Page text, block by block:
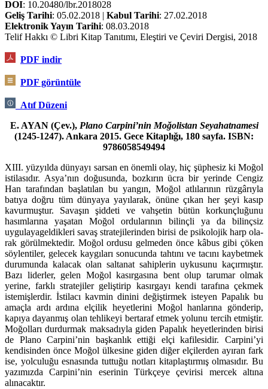
DOI: 10.20480/lbr.2018028
Geliş Tarihi: 05.02.2018 | Kabul Tarihi: 27.02.2018
Elektronik Yayın Tarihi: 08.03.2018
Telif Hakkı © Libri Kitap Tanıtımı, Eleştiri ve Çeviri Dergisi, 2018
PDF indir
PDF görüntüle
Atıf Düzeni
E. AYAN (Çev.), Plano Carpini’nin Moğolistan Seyahatnamesi
(1245-1247). Ankara 2015. Gece Kitaplığı, 180 sayfa. ISBN:
9786058549494
XIII. yüzyılda dünyayı sarsan en önemli olay, hiç şüphesiz ki Moğol
istilasıdır. Asya’nın doğusunda, bozkırın ücra bir yerinde Cengiz
Han tarafından başlatı­lan bu yangın, Moğol atlılarının rüzgârıyla
batıya doğru tüm dünyaya yayıla­rak, önüne çıkan her şeyi kasıp
kavurmuştur. Savaşın şiddeti ve vahşetin bütün korkunçluğunu
hasımlarına yaşatan Moğol ordularının bilinçli ya da bilinçsiz
uygulayageldikleri savaş stratejilerinden birisi de psikolojik harp ola­
rak görülmektedir. Moğol ordusu gelmeden önce kâbus gibi çöken
söylenti­ler, gelecek kaygıları sonucunda tahtını ve tacını kaybetmek
durumunda ka­lacak olan saltanat sahiplerin uykusunu kaçırmıştır.
Bazı liderler, gelen Moğol kasırgasına bent olup tarumar olmak
yerine, farklı stratejiler geliştirip kasır­ga­yı kendi tarafına çekmek
istemişlerdir. İstilacı kavmin dinini değiştirmek isteyen Papalık bu
amaçla ardı ardına elçilik heyetlerini Moğol hanlarına gön­derip,
kapıya dayanmış olan tehlikeyi bertaraf etmek yolunu tercih etmiştir.
Moğolları durdurmak maksadıyla giden Papalık heyetlerinden birisi
de Plano Carpini’nin başkanlık ettiği elçi kafilesidir. Carpini’yi
kendisinden önce Moğol ülkesine giden diğer elçilerden ayıran fark
ise, yolculuğu esnasında tuttuğu not­ları kitaplaştırmış olmasıdır. Bu
yazımızda Carpini’nin eserinin Türkçeye çevirisi mercek altına
alınacaktır.